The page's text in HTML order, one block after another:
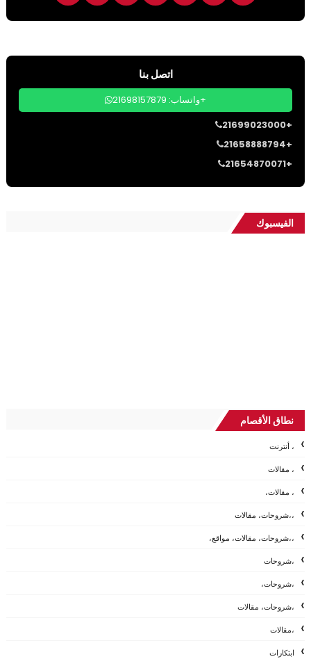
اتصل بنا
واتساب: 21698157879+
21699023000+
21658888794+
21654870071+
الفيسبوك
نطاق الأقصام
، أنترنت
، مقالات
، مقالات،
،،شروحات، مقالات
،،شروحات، مقالات، مواقع،
،شروحات
،شروحات،
،شروحات، مقالات
،مقالات
ابتكارات